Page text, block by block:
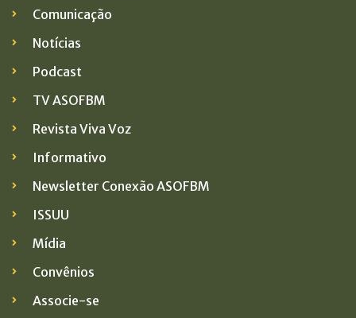
Comunicação
Notícias
Podcast
TV ASOFBM
Revista Viva Voz
Informativo
Newsletter Conexão ASOFBM
ISSUU
Mídia
Convênios
Associe-se